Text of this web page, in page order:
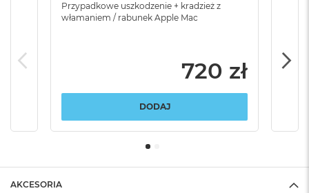
Przypadkowe uszkodzenie + kradzież z
włamaniem / rabunek Apple Mac
720 zł
DODAJ
AKCESORIA